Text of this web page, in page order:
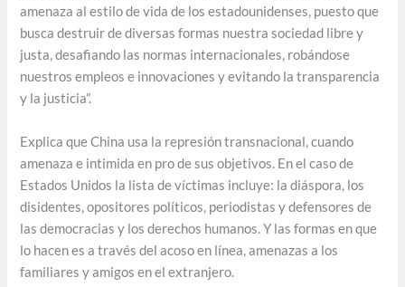
amenaza al estilo de vida de los estadounidenses, puesto que
busca destruir de diversas formas nuestra sociedad libre y
justa, desafiando las normas internacionales, robándose
nuestros empleos e innovaciones y evitando la transparencia
y la justicia”.
Explica que China usa la represión transnacional, cuando
amenaza e intimida en pro de sus objetivos. En el caso de
Estados Unidos la lista de víctimas incluye: la diáspora, los
disidentes, opositores políticos, periodistas y defensores de
las democracias y los derechos humanos. Y las formas en que
lo hacen es a través del acoso en línea, amenazas a los
familiares y amigos en el extranjero.